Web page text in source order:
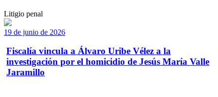
Litigio penal
19 de junio de 2026
Fiscalía vincula a Álvaro Uribe Vélez a la
investigación por el homicidio de Jesús María Valle
Jaramillo